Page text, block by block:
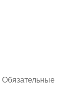
Обязательные